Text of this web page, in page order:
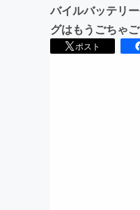
バイルバッテリ
グはもうごちゃ
ポスト